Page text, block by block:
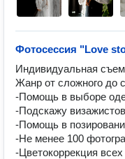
Фотосессия "Love
Индивидуальная
Жанр от сложного до
-Помощь в выборе
-Подскажу визажистов
-Помощь в
-Не менее 100
-Цветокоррекция